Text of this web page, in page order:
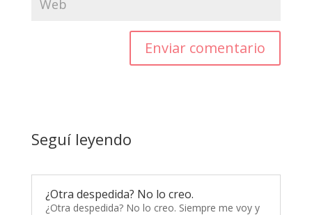
Enviar comentario
Seguí leyendo
¿Otra despedida? No lo creo.
¿Otra despedida? No lo creo. Siempre me voy y